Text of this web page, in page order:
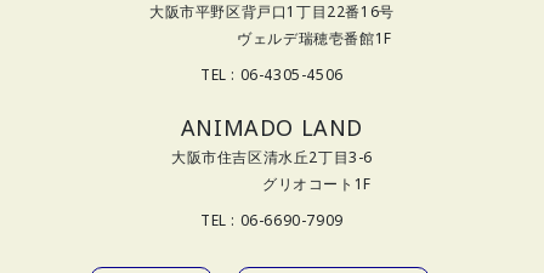
大阪市平野区背戸口1丁目22番16号
ヴェルデ瑞穂壱番館1F
TEL : 06-4305-4506
ANIMADO LAND
大阪市住吉区清水丘2丁目3-6
グリオコート1F
TEL : 06-6690-7909